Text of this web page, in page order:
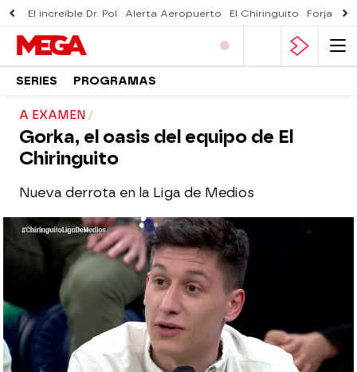
El increíble Dr. Pol Alerta Aeropuerto El Chiringuito Forjado
SERIES PROGRAMAS
A EXAMEN
Gorka, el oasis del equipo de El
Chiringuito
Nueva derrota en la Liga de Medios
El Chiringuito